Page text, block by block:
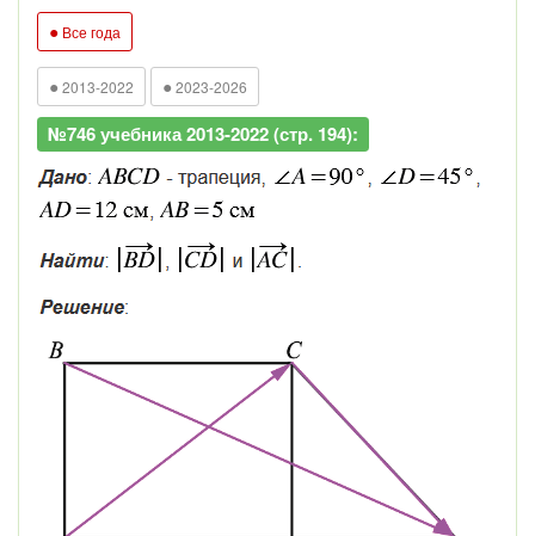
● Все года
● 2013-2022 ● 2023-2026
№746 учебника 2013-2022 (стр. 194):